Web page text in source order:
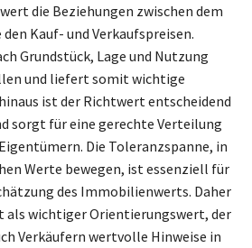
die Beziehungen zwischen dem
Kauf- und Verkaufspreisen.
Grundstück, Lage und Nutzung
und liefert somit wichtige
ist der Richtwert entscheidend
sorgt für eine gerechte Verteilung
Die Toleranzspanne, in
Werte bewegen, ist essenziell für
des Immobilienwerts. Daher
als wichtiger Orientierungswert, der
Verkäufern wertvolle Hinweise in